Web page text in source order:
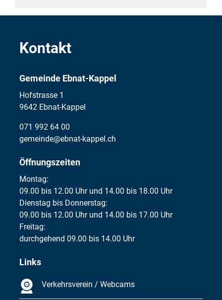
Kontakt
Gemeinde Ebnat-Kappel
Hofstrasse 1
9642 Ebnat-Kappel
071 992 64 00
gemeinde@ebnat-kappel.ch
Öffnungszeiten
Montag:
09.00 bis 12.00 Uhr und 14.00 bis 18.00 Uhr
Dienstag bis Donnerstag:
09.00 bis 12.00 Uhr und 14.00 bis 17.00 Uhr
Freitag:
durchgehend 09.00 bis 14.00 Uhr
Links
Verkehrsverein / Webcams